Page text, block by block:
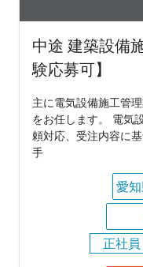
中途 建築設備
験応募可】
主に電気設備施工管
をお任します。 電気
頼対応、受注内容に
手
愛
正社員